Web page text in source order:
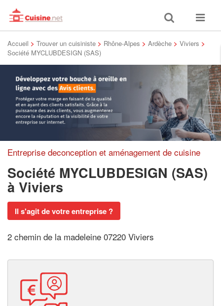
Toggle
search
Toggle
Accueil > Trouver un cuisiniste > Rhône-Alpes > Ardèche > Viviers >
Société MYCLUBDESIGN (SAS)
Entreprise deconception et aménagement de cuisine
Société MYCLUBDESIGN (SAS)
à Viviers
Il s'agit de votre entreprise ?
2 chemin de la madeleine 07220 Viviers